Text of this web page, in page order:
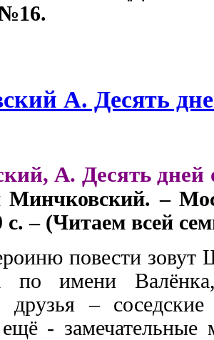
А. Десять
А. Десять дней
Минчковский. –
с. – (Читаем всей
повести зовут
по имени
друзья –
- замечательные